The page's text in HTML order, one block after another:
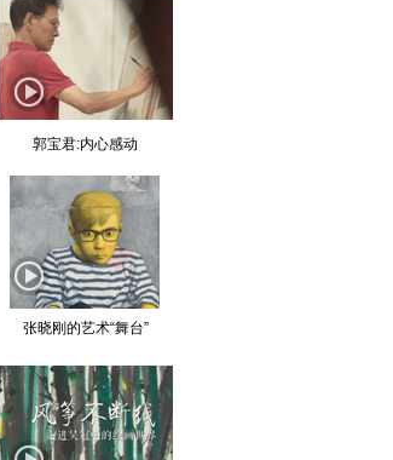
郭宝君:内心感动
张晓刚的艺术“舞台”